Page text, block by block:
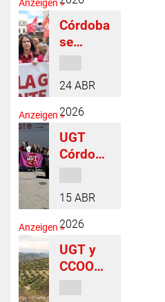
Israel y
Estados
por sus
bélicos
Anzeigen »
Córdoba
se
la
barbarie
50
colectiv
150
respald
an el No
a la
guerra
24 ABR
2026
Anzeigen »
UGT
Córdoba
asesinat
o de
15 ABR
2026
Anzeigen »
UGT y
CCOO